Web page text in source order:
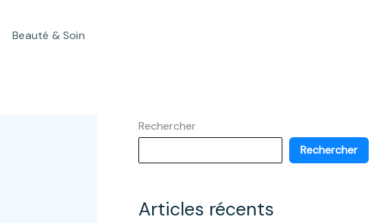
Beauté & Soin
Rechercher
Rechercher
Articles récents